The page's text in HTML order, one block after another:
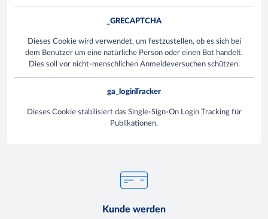
_GRECAPTCHA
Dieses Cookie wird verwendet, um festzustellen, ob es sich bei
dem Benutzer um eine natürliche Person oder einen Bot handelt.
Dies soll vor nicht-menschlichen Anmeldeversuchen schützen.
ga_loginTracker
Dieses Cookie stabilisiert das Single-Sign-On Login Tracking für
Publikationen.
Kunde werden